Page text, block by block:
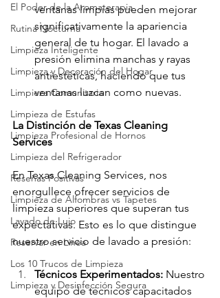
El Poder de la Aromaterapia
Rutina Nocturna
Limpieza Inteligente
Limpieza y Decoración del Hogar
Limpieza Comunitaria
Limpieza de Estufas
Limpieza Profesional de Hornos
Limpieza del Refrigerador
Reseñas Positivas
Limpieza de Alfombras vs Tapetes
Lavado de Lujo
Reservar en Línea
Los 10 Trucos de Limpieza
Limpieza y Desinfección Segura
ventanas limpias pueden mejorar
significativamente la apariencia
general de tu hogar. El lavado a
presión elimina manchas y rayas
antiestéticas, haciendo que tus
ventanas luzcan como nuevas.
La Distinción de Texas Cleaning
Services
En Texas Cleaning Services, nos
enorgullece ofrecer servicios de
limpieza superiores que superan tus
expectativas. Esto es lo que distingue
nuestro servicio de lavado a presión:
Técnicos Experimentados: Nuestro
equipo de técnicos capacitados